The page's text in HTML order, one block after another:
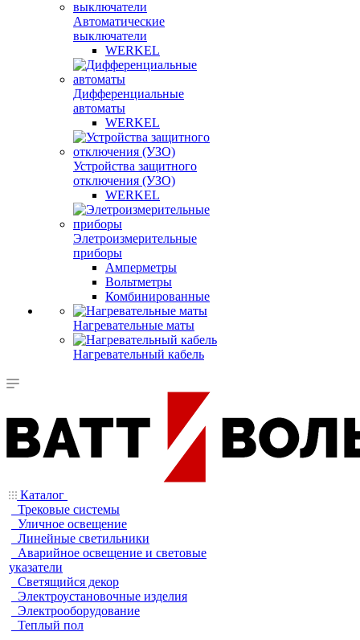
Автоматические
выключатели
WERKEL
Дифференциальные
автоматы
WERKEL
Устройства защитного
отключения (УЗО)
WERKEL
Элетроизмерительные
приборы
Амперметры
Вольтметры
Комбинированные
Нагревательные маты
Нагревательный кабель
Каталог
Трековые системы
Уличное освещение
Линейные светильники
Аварийное освещение и световые
указатели
Светящийся декор
Электроустановочные изделия
Электрооборудование
Теплый пол